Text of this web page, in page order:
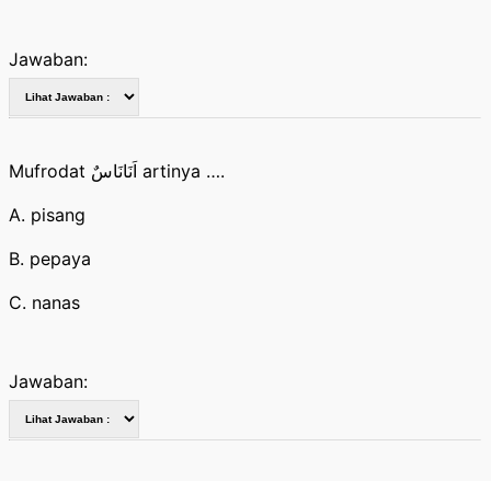
Jawaban:
Mufrodat اَنَانَاسٌ artinya ….
A. pisang
B. pepaya
C. nanas
Jawaban: